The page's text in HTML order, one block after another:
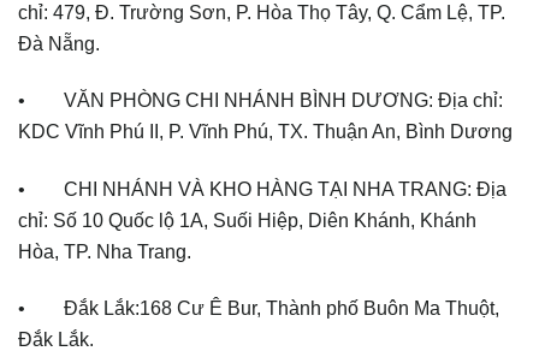
chỉ: 479, Đ. Trường Sơn, P. Hòa Thọ Tây, Q. Cẩm Lệ, TP.
Đà Nẵng.
• VĂN PHÒNG CHI NHÁNH BÌNH DƯƠNG: Địa chỉ:
KDC Vĩnh Phú II, P. Vĩnh Phú, TX. Thuận An, Bình Dương
• CHI NHÁNH VÀ KHO HÀNG TẠI NHA TRANG: Địa
chỉ: Số 10 Quốc lộ 1A, Suối Hiệp, Diên Khánh, Khánh
Hòa, TP. Nha Trang.
• Đắk Lắk:168 Cư Ê Bur, Thành phố Buôn Ma Thuột,
Đắk Lắk.